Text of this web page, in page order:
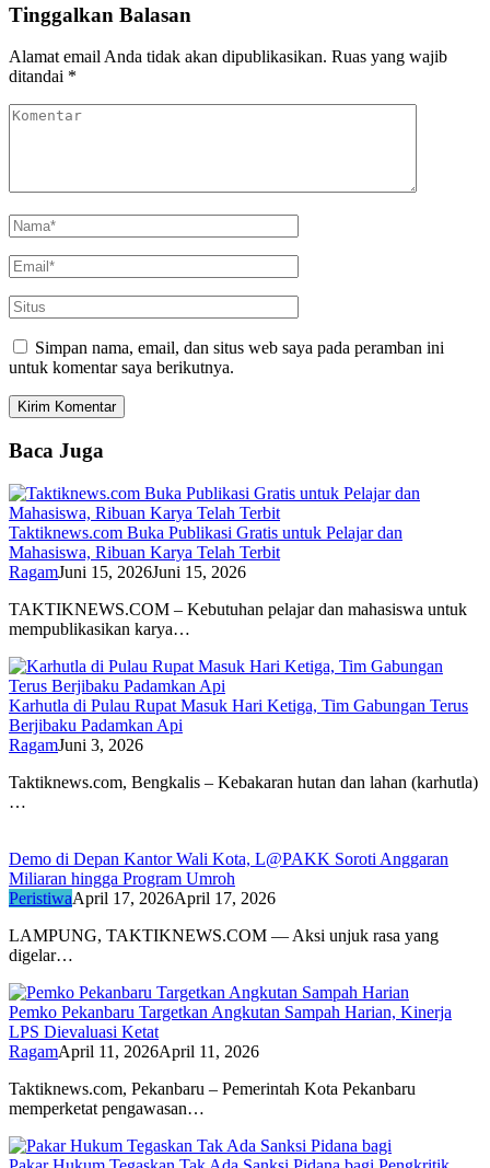
Tinggalkan Balasan
Alamat email Anda tidak akan dipublikasikan. Ruas yang wajib
ditandai *
Simpan nama, email, dan situs web saya pada peramban ini
untuk komentar saya berikutnya.
Baca Juga
Taktiknews.com Buka Publikasi Gratis untuk Pelajar dan
Mahasiswa, Ribuan Karya Telah Terbit
RagamJuni 15, 2026Juni 15, 2026
TAKTIKNEWS.COM – Kebutuhan pelajar dan mahasiswa untuk
mempublikasikan karya…
Karhutla di Pulau Rupat Masuk Hari Ketiga, Tim Gabungan Terus
Berjibaku Padamkan Api
RagamJuni 3, 2026
Taktiknews.com, Bengkalis – Kebakaran hutan dan lahan (karhutla)
…
Demo di Depan Kantor Wali Kota, L@PAKK Soroti Anggaran
Miliaran hingga Program Umroh
PeristiwaApril 17, 2026April 17, 2026
LAMPUNG, TAKTIKNEWS.COM — Aksi unjuk rasa yang
digelar…
Pemko Pekanbaru Targetkan Angkutan Sampah Harian, Kinerja
LPS Dievaluasi Ketat
RagamApril 11, 2026April 11, 2026
Taktiknews.com, Pekanbaru – Pemerintah Kota Pekanbaru
memperketat pengawasan…